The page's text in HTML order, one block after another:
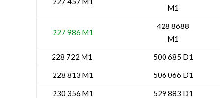
M1
227 986 M1
428 8688
M1
228 722 M1 500 685 D1
228 813 M1 506 066 D1
230 356 M1 529 883 D1